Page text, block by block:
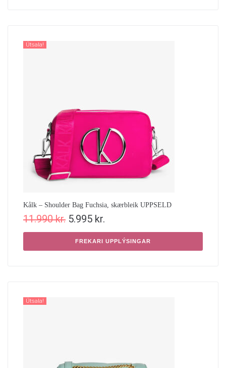
Útsala!
Kålk – Shoulder Bag Fuchsia, skærbleik UPPSELD
11.990kr. 5.995 kr.
FREKARI UPPLÝSINGAR
Útsala!